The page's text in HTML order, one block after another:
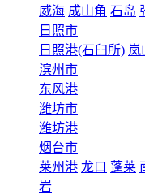
威海 成山角 石岛
日照市
日照港(石臼所) 岚
滨州市
东风港
潍坊市
潍坊港
烟台市
莱州港 龙口 蓬莱
岩